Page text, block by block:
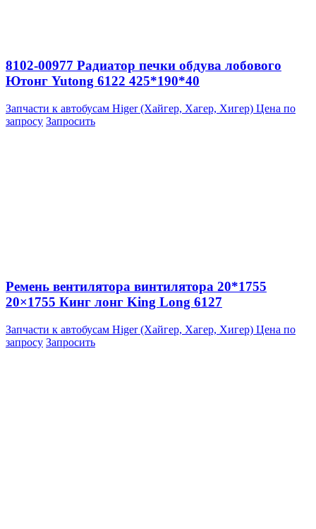
8102-00977 Радиатор печки обдува лобового
Ютонг Yutong 6122 425*190*40
Запчасти к автобусам Higer (Хайгер, Хагер, Хигер) Цена по
запросу Запросить
Ремень вентилятора винтилятора 20*1755
20×1755 Кинг лонг King Long 6127
Запчасти к автобусам Higer (Хайгер, Хагер, Хигер) Цена по
запросу Запросить